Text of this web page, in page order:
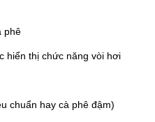
phê
hiển thị chức năng vòi hơi
chuẩn hay cà phê đậm)